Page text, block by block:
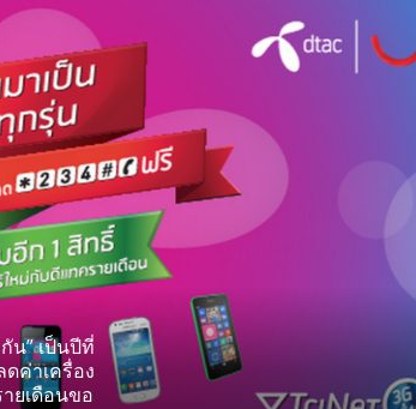
น” เป็นปีที่
ค่าเครื่อง
ยเดือนขอ